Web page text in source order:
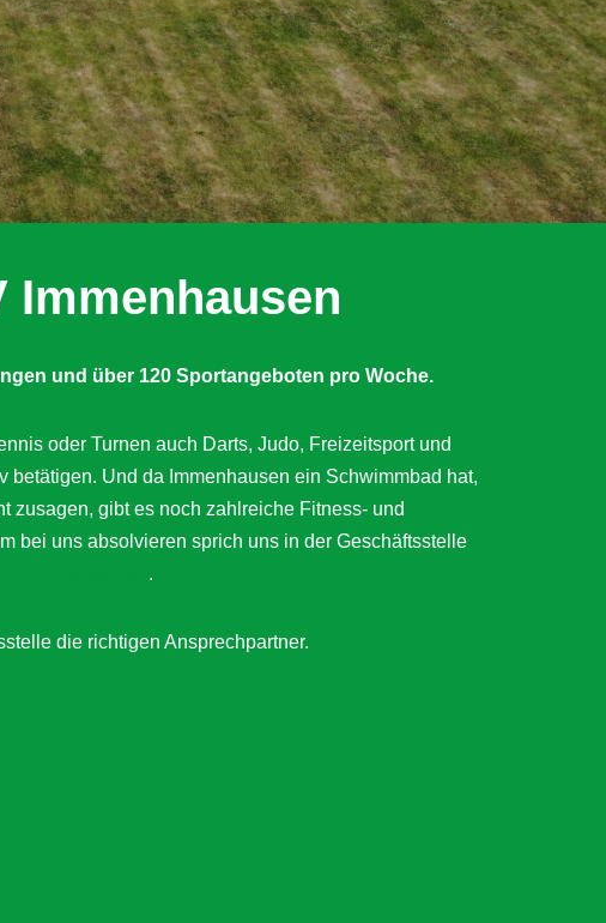
Immenhausen
und über 120 Sportangeboten pro Woche.
oder Turnen auch Darts, Judo, Freizeitsport und
Und da Immenhausen ein Schwimmbad hat,
zusagen, gibt es noch zahlreiche Fitness- und
bei uns absolvieren sprich uns in der Geschäftsstelle
.
die richtigen Ansprechpartner.